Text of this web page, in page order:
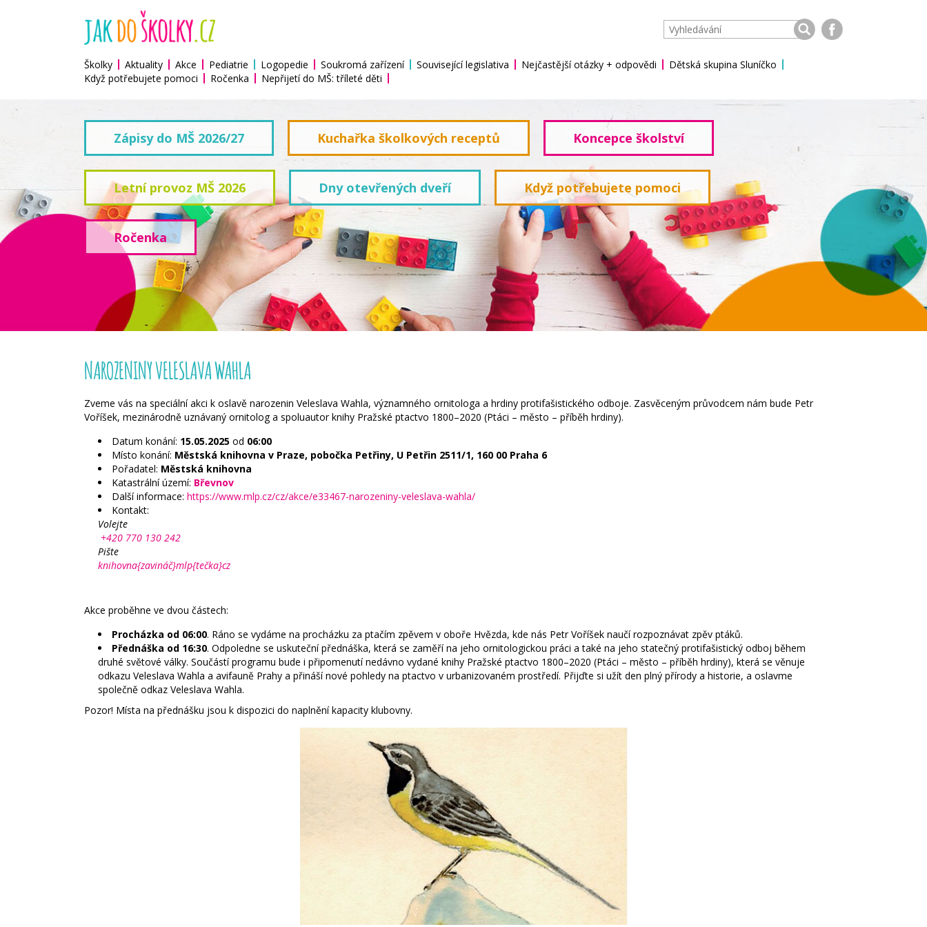
Školky Aktuality Akce Pediatrie Logopedie Soukromá zařízení Související legislativa Nejčastější otázky + odpovědi
Dětská skupina Sluníčko
Když potřebujete pomoci
Ročenka Nepřijetí do MŠ: tříleté děti
Zápisy do MŠ 2026/27 Kuchařka školkových receptů Koncepce školství
Letní provoz MŠ 2026 Dny otevřených dveří Když potřebujete pomoci
Ročenka
NAROZENINY VELESLAVA WAHLA
Zveme vás na speciální akci k oslavě narozenin Veleslava Wahla, významného ornitologa a hrdiny protifašistického odboje. Zasvěceným průvodcem nám bude Petr
Voříšek, mezinárodně uznávaný ornitolog a spoluautor knihy Pražské ptactvo 1800–2020 (Ptáci – město – příběh hrdiny).
Datum konání: 15.05.2025 od 06:00
Místo konání: Městská knihovna v Praze, pobočka Petřiny, U Petřin 2511/1, 160 00 Praha 6
Pořadatel: Městská knihovna
Katastrální území: Břevnov
Další informace: https://www.mlp.cz/cz/akce/e33467-narozeniny-veleslava-wahla/
Kontakt:
Volejte
+420 770 130 242
Pište
knihovna{zavináč}mlp{tečka}cz
Akce proběhne ve dvou částech:
Procházka od 06:00. Ráno se vydáme na procházku za ptačím zpěvem v oboře Hvězda, kde nás Petr Voříšek naučí rozpoznávat zpěv ptáků.
Přednáška od 16:30. Odpoledne se uskuteční přednáška, která se zaměří na jeho ornitologickou práci a také na jeho statečný protifašistický odboj během
druhé světové války. Součástí programu bude i připomenutí nedávno vydané knihy Pražské ptactvo 1800–2020 (Ptáci – město – příběh hrdiny), která se věnuje
odkazu Veleslava Wahla a avifauně Prahy a přináší nové pohledy na ptactvo v urbanizovaném prostředí. Přijďte si užít den plný přírody a historie, a oslavme
společně odkaz Veleslava Wahla.
Pozor! Místa na přednášku jsou k dispozici do naplnění kapacity klubovny.